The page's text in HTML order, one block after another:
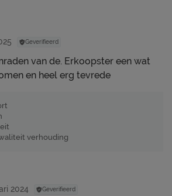
Geverifieerd
van de. Erkoopster een wat
en heel erg tevrede
verhouding
2024 Geverifieerd